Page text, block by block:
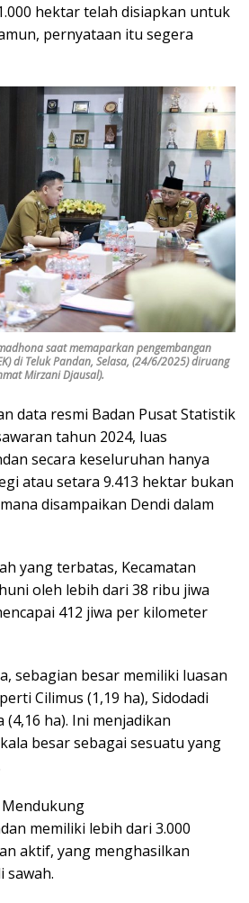
hektar telah disiapkan untuk
pernyataan itu segera
saat memaparkan pengembangan
di Teluk Pandan, Selasa, (24/6/2025) diruang
Mirzani Djausal).
data resmi Badan Pusat Statistik
tahun 2024, luas
secara keseluruhan hanya
atau setara 9.413 hektar bukan
disampaikan Dendi dalam
yang terbatas, Kecamatan
oleh lebih dari 38 ribu jiwa
412 jiwa per kilometer
sebagian besar memiliki luasan
Cilimus (1,19 ha), Sidodadi
(4,16 ha). Ini menjadikan
besar sebagai sesuatu yang
memiliki lebih dari 3.000
aktif, yang menghasilkan
sawah.